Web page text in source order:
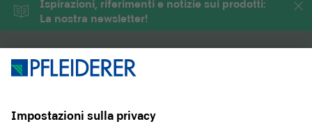
Ispirazioni, riferimenti e notizie sui prodotti:
La nostra newsletter!
PRODOTTI